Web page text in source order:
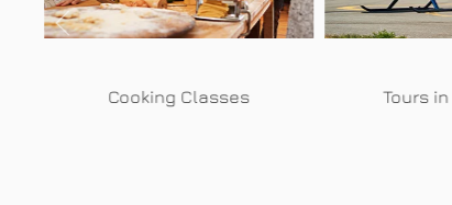
Cooking Classes Tours